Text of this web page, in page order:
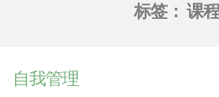
也没有那么强的…那面旗，那场热
标签： 课程
自我管理